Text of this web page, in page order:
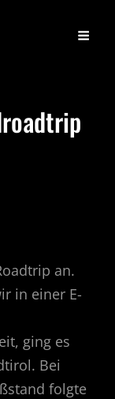
an.
in einer E-
ging es
Bei
folgte